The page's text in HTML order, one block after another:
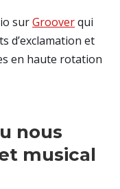
surGrooverqui
d’exclamation et
en haute rotation
nous
musical